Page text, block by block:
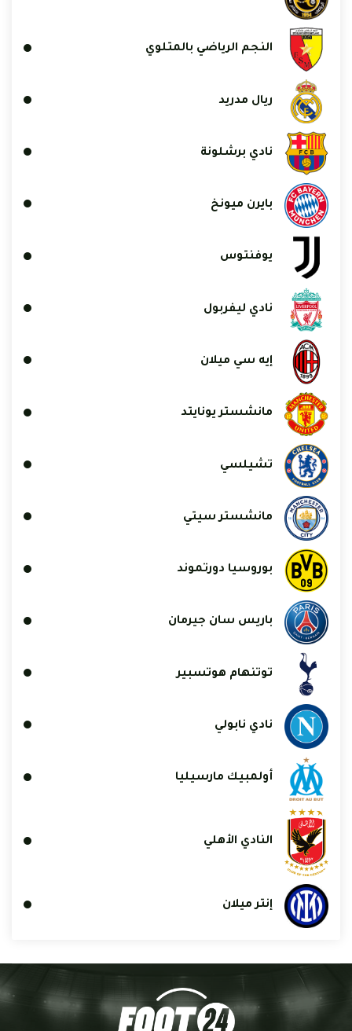
النجم الرياضي بالمتلوي
ريال مدريد
نادي برشلونة
بايرن ميونخ
يوفنتوس
نادي ليفربول
إيه سي ميلان
مانشستر يونايتد
تشيلسي
مانشستر سيتي
بوروسيا دورتموند
باريس سان جيرمان
توتنهام هوتسبير
نادي نابولي
أولمبيك مارسيليا
النادي الأهلي
إنتر ميلان